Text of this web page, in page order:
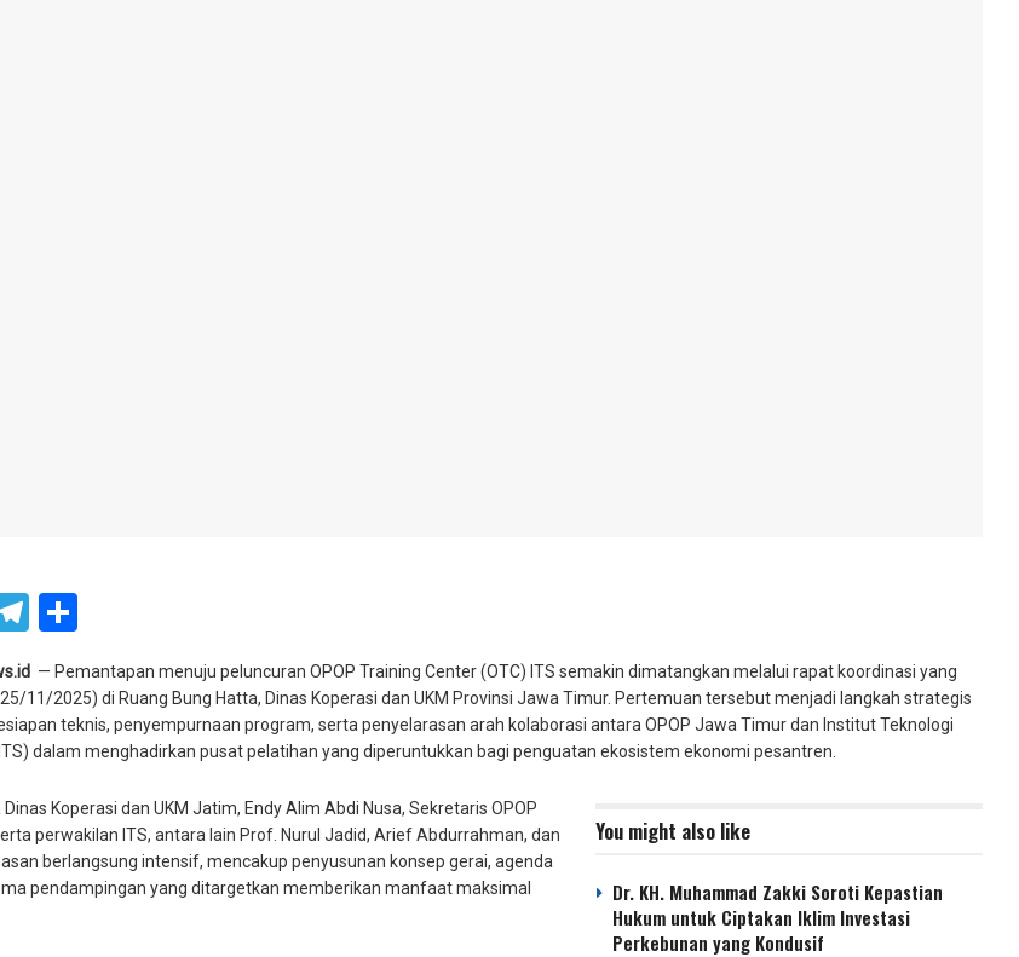
Telegram
— Pemantapan menuju peluncuran OPOP Training Center (OTC) ITS semakin dimatangkan melalui rapat koordinasi yang
11/2025) di Ruang Bung Hatta, Dinas Koperasi dan UKM Provinsi Jawa Timur. Pertemuan tersebut menjadi langkah strategis
teknis, penyempurnaan program, serta penyelarasan arah kolaborasi antara OPOP Jawa Timur dan Institut Teknologi
dalam menghadirkan pusat pelatihan yang diperuntukkan bagi penguatan ekosistem ekonomi pesantren.
You might also like
Dr. KH. Muhammad Zakki Soroti Kepastian
Hukum untuk Ciptakan Iklim Investasi
Perkebunan yang Kondusif
Koperasi dan UKM Jatim, Endy Alim Abdi Nusa, Sekretaris OPOP
perwakilan ITS, antara lain Prof. Nurul Jadid, Arief Abdurrahman, dan
berlangsung intensif, mencakup penyusunan konsep gerai, agenda
pendampingan yang ditargetkan memberikan manfaat maksimal